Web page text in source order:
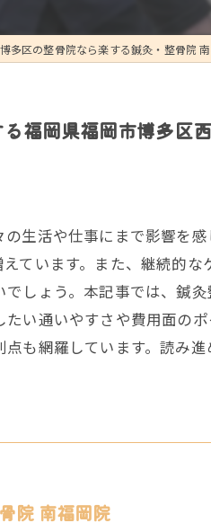
多区の整骨院なら楽する鍼灸・整骨院
福岡県福岡市博多区
生活や仕事にまで影響を
ています。また、継続的
しょう。本記事では、鍼
い通いやすさや費用面の
も網羅しています。読み
院 南福岡院